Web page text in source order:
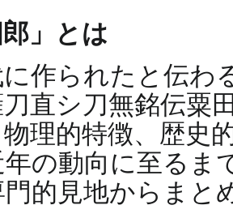
」とは
作られたと伝
直シ刀無銘伝粟
理的特徴、歴史
の動向に至るま
的見地からまと